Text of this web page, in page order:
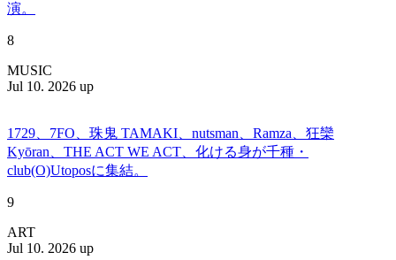
演。
8
MUSIC
Jul 10. 2026 up
1729、7FO、珠鬼 TAMAKI、nutsman、Ramza、狂欒
Kyōran、THE ACT WE ACT、化ける身が千種・
club(O)Utoposに集結。
9
ART
Jul 10. 2026 up